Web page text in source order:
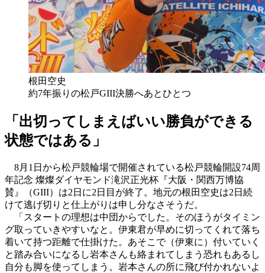
根田空史
約7年振りの松戸GIII決勝へあとひとつ
「出切ってしまえばいい勝負ができる
状態ではある」
8月1日から松戸競輪場で開催されている松戸競輪開設74周
年記念 燦燦ダイヤモンド滝沢正光杯『大阪・関西万博協
賛』（GIII）は2日に2日目が終了。地元の根田空史は2日続
けて逃げ切りと仕上がりは申し分なさそうだ。
「スタートの理想は中団からでした。そのほうがタイミン
グ取っていきやすいなと。伊東君が早めに切ってくれて落ち
着いて持つ距離で仕掛けた。あそこで（伊東に）付いていく
と踏み合いになるし岩本さんも絡まれてしまう恐れもあるし
自分も脚を使ってしまう。岩本さんの所に飛び付かれないよ